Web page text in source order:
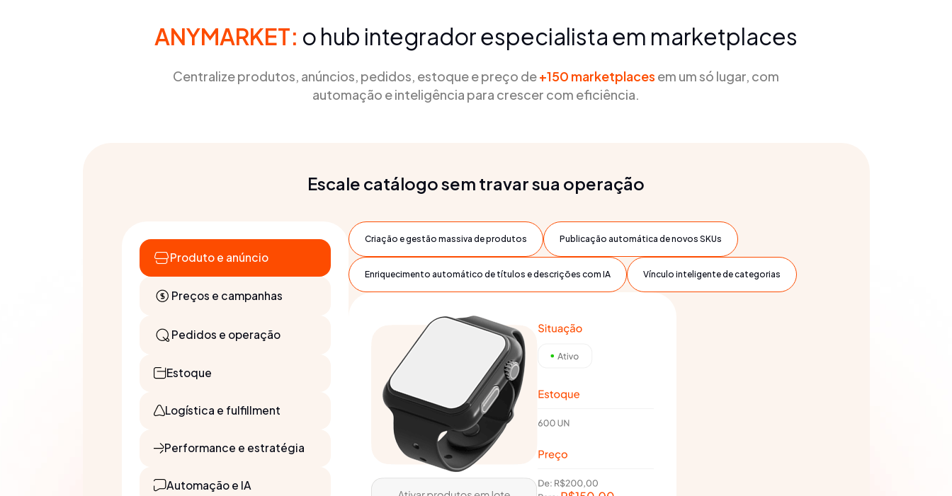
ANYMARKET: o hub integrador especialista em marketplaces
Centralize produtos, anúncios, pedidos, estoque e preço de+150 marketplaces em um só lugar, com
automação e inteligência para crescer com eficiência.
Escale catálogo sem travar sua operação
Produto e anúncio
Preços e campanhas
Pedidos e operação
Estoque
Logística e fulfillment
Performance e estratégia
Automação e IA
Criação e gestão massiva de produtos Publicação automática de novos SKUs
Enriquecimento automático de títulos e descrições com IA Vínculo inteligente de categorias